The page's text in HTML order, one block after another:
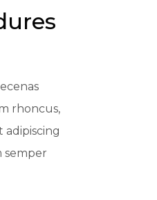
rhoncus,
adipiscing
semper